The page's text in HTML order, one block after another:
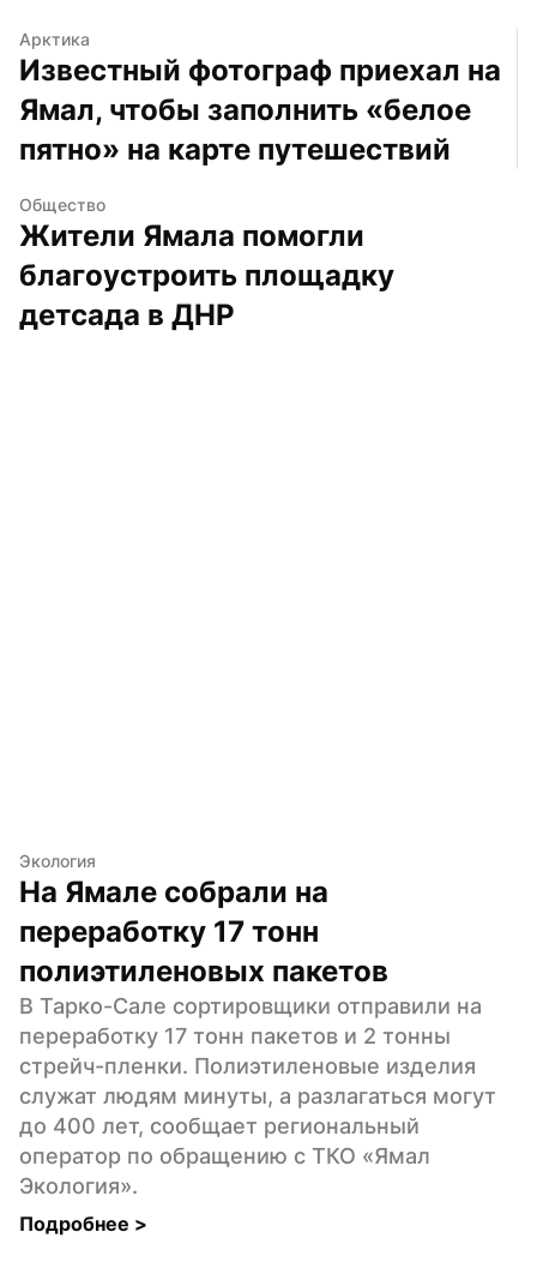
Арктика
Известный фотограф приехал на
Ямал, чтобы заполнить «белое
пятно» на карте путешествий
Общество
Жители Ямала помогли
благоустроить площадку
детсада в ДНР
Экология
На Ямале собрали на
переработку 17 тонн
полиэтиленовых пакетов
В Тарко-Сале сортировщики отправили на
переработку 17 тонн пакетов и 2 тонны
стрейч-пленки. Полиэтиленовые изделия
служат людям минуты, а разлагаться могут
до 400 лет, сообщает региональный
оператор по обращению с ТКО «Ямал
Экология».
Подробнее >